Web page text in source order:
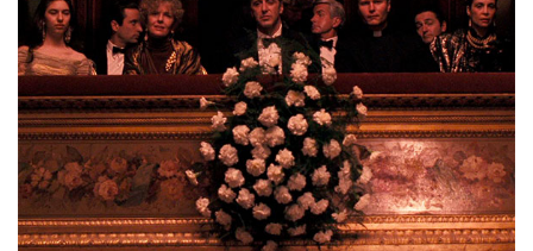
ENTREVISTAS
GRANDES AUTORES
PROTAGONISTAS
+ CINE X FAVOR
VARIOS